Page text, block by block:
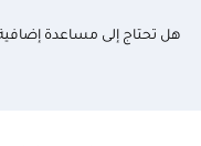
هل تحتاج إلى مساعدة